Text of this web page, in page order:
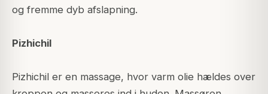
og fremme dyb afslapning.
Pizhichil
Pizhichil er en massage, hvor varm olie hældes over